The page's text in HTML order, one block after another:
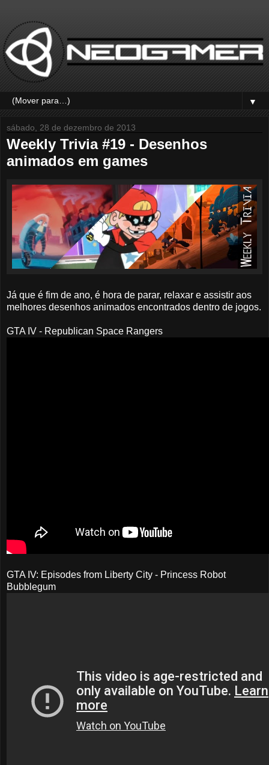
▼
sábado, 28 de dezembro de 2013
Weekly Trivia #19 - Desenhos
animados em games
Já que é fim de ano, é hora de parar, relaxar e assistir aos
melhores desenhos animados encontrados dentro de jogos.
GTA IV - Republican Space Rangers
GTA IV: Episodes from Liberty City - Princess Robot
Bubblegum